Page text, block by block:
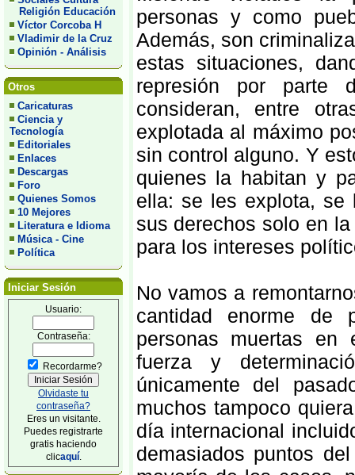
Religión Educación
Víctor Corcoba H
Vladimir de la Cruz
Opinión - Análisis
Otros
Caricaturas
Ciencia y
Tecnología
Editoriales
Enlaces
Descargas
Foro
Quienes Somos
10 Mejores
Literatura e Idioma
Música - Cine
Política
Iniciar Sesión
Usuario:
Contraseña:
Recordarme?
Olvidaste tu
contraseña?
Eres un visitante.
Puedes registrarte
gratis haciendo
clicaquí.
personas y como
Además, son
estas situaciones,
represión por parte
consideran, entre
explotada al máximo
sin control alguno. Y
quienes la habitan y
ella: se les explota, se
sus derechos solo en
para los intereses
No vamos a
cantidad enorme de
personas muertas en
fuerza y
únicamente del
muchos tampoco
día internacional
demasiados puntos